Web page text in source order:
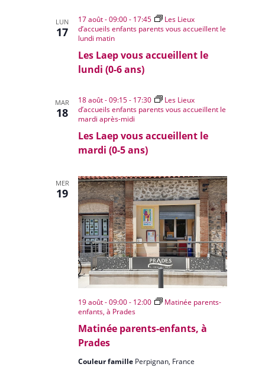
LUN
17
Les Laep vous accueillent le
lundi (0-6 ans)
17 août - 09:00- 17:45
Les Lieux
d’accueils enfants parents vous accueillent le
lundi matin
MAR
18
Les Laep vous accueillent le
mardi (0-5 ans)
18 août - 09:15- 17:30
Les Lieux
d’accueils enfants parents vous accueillent le
mardi après-midi
MER
19
Matinée parents-enfants, à
Prades
19 août - 09:00- 12:00
Matinée parents-
enfants, à Prades
Couleur famille Perpignan, France